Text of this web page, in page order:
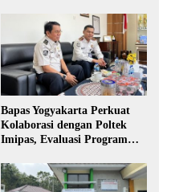
Bapas Yogyakarta Perkuat
Kolaborasi dengan Poltek
Imipas, Evaluasi Program